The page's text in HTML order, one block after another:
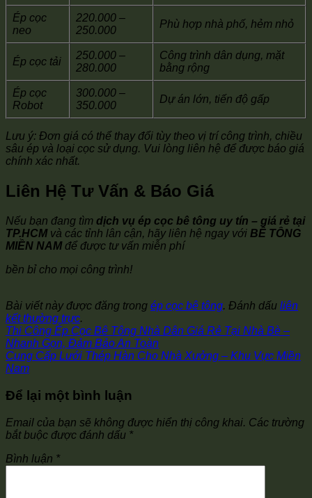
Ép cọc
neo
220.000 –
250.000
Phù hợp nhà phố, hẻm nhỏ
Ép cọc tải
250.000 –
280.000
Công trình dân dụng, mặt
bằng rộng
Ép cọc
Robot
300.000 –
350.000
Dự án lớn, tiến độ gấp
Lưu ý: Đơn giá có thể thay đổi tùy theo vị trí công trình, chiều
sâu ép và loại cọc sử dụng. Vui lòng liên hệ để được báo giá
chính xác nhất.
Liên Hệ Tư Vấn & Báo Giá
Nếu bạn đang tìm dịch vụ ép cọc bê tông uy tín – giá rẻ tại
TP.HCMvà các tỉnh lân cận, hãy liên hệ ngay với BÊ TÔNG
MIỀN NAMđể được tư vấn miễn phí
bền bỉ cho mọi công trình!
Bài viết này được đăng trong ép cọc bê tông. Đánh dấu liên
kết thường trực.
Thi Công Ép Cọc Bê Tông Nhà Dân Giá Rẻ Tại Nhà Bè –
Nhanh Gọn, Đảm Bảo An Toàn
Cung Cấp Lưới Thép Hàn Cho Nhà Xưởng – Khu Vực Miền
Nam
Để lại một bình luận
Email của bạn sẽ không được hiển thị công khai. Các trường
bắt buộc được đánh dấu *
Bình luận *